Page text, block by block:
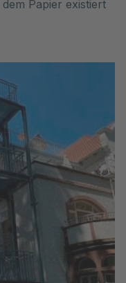
Papier existiert